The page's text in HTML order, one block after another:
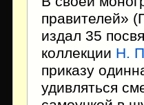
правителей»
издал 35
коллекции Н.
приказу
удивляться